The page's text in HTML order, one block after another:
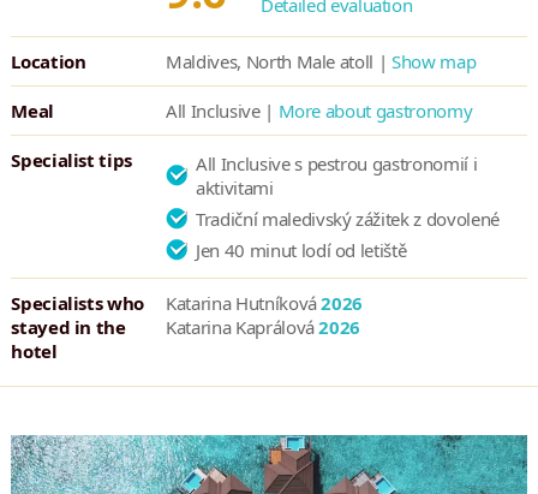
Location Maldives, North Male atoll | Show map
Meal All Inclusive | More about gastronomy
Specialist tips
All Inclusive s pestrou gastronomií i
aktivitami
Tradiční maledivský zážitek z dovolené
Jen 40 minut lodí od letiště
Specialists who
stayed in the
hotel
Katarina Hutníková2026
Katarina Kaprálová2026